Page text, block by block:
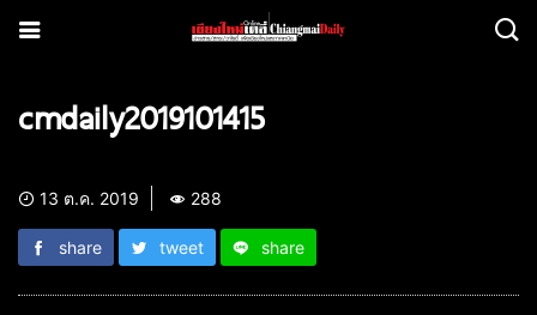
cmdaily2019101415
13 ต.ค. 2019 288
share tweet share